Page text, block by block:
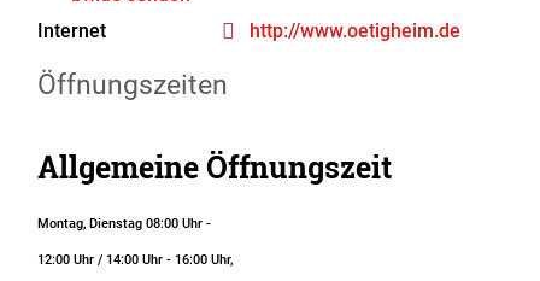
Internet
http://www.oetigheim.de
Öffnungszeiten
Allgemeine Öffnungszeit
Montag, Dienstag 08:00 Uhr -
12:00 Uhr / 14:00 Uhr - 16:00 Uhr,